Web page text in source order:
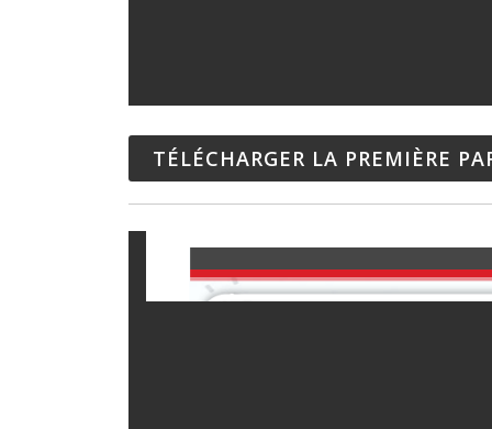
TÉLÉCHARGER LA PREMIÈRE